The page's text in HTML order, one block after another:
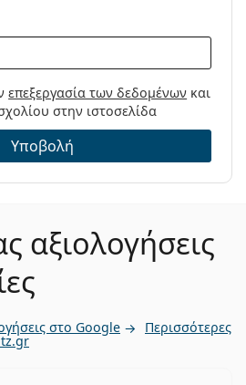
επεξεργασία των δεδομένων και
στην ιστοσελίδα
Υποβολή
αξιολογήσεις
στο Google Περισσότερες